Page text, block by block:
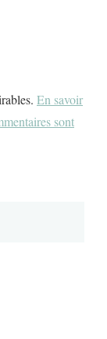
En savoir
sont